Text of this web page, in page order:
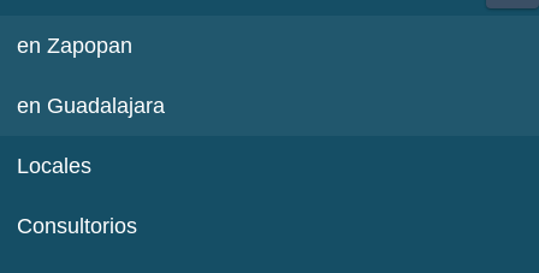
en Zapopan
en Guadalajara
Locales
Consultorios